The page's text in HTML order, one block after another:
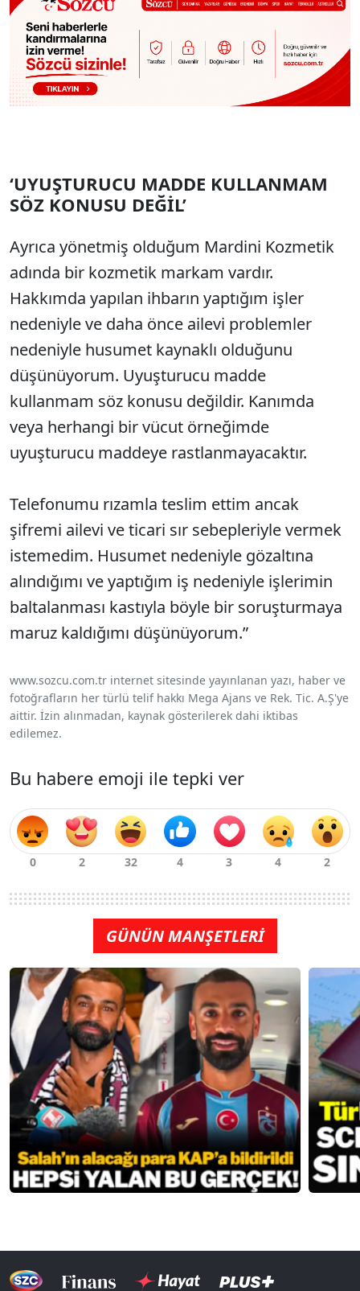
‘UYUŞTURUCU MADDE KULLANMAM
SÖZ KONUSU DEĞİL’
Ayrıca yönetmiş olduğum Mardini Kozmetik
adında bir kozmetik markam vardır.
Hakkımda yapılan ihbarın yaptığım işler
nedeniyle ve daha önce ailevi problemler
nedeniyle husumet kaynaklı olduğunu
düşünüyorum. Uyuşturucu madde
kullanmam söz konusu değildir. Kanımda
veya herhangi bir vücut örneğimde
uyuşturucu maddeye rastlanmayacaktır.
Telefonumu rızamla teslim ettim ancak
şifremi ailevi ve ticari sır sebepleriyle vermek
istemedim. Husumet nedeniyle gözaltına
alındığımı ve yaptığım iş nedeniyle işlerimin
baltalanması kastıyla böyle bir soruşturmaya
maruz kaldığımı düşünüyorum.”
www.sozcu.com.tr internet sitesinde yayınlanan yazı, haber ve
fotoğrafların her türlü telif hakkı Mega Ajans ve Rek. Tic. A.Ş'ye
aittir. İzin alınmadan, kaynak gösterilerek dahi iktibas
edilemez.
Bu habere emoji ile tepki ver
GÜNÜN MANŞETLERİ